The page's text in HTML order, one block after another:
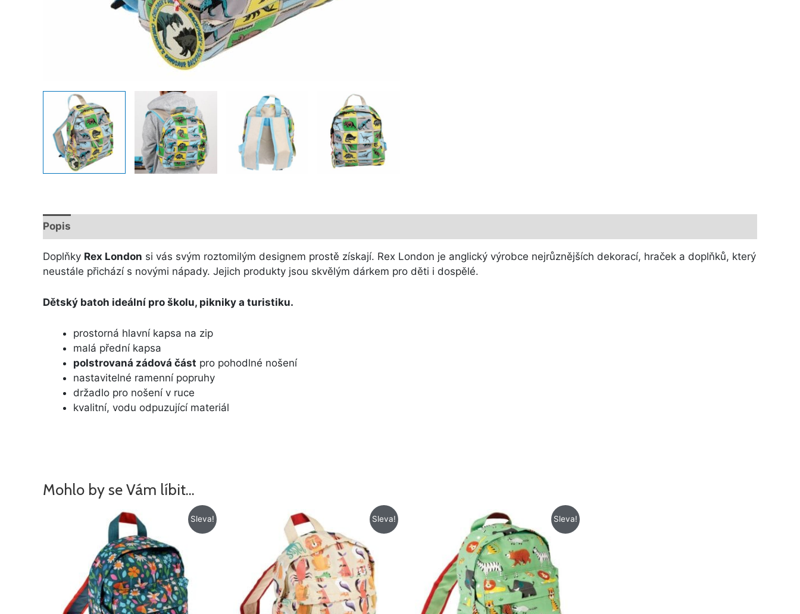
Popis
Doplňky Rex London si vás svým roztomilým designem prostě získají. Rex London je anglický výrobce nejrůznějších dekorací, hraček a doplňků, který
neustále přichází s novými nápady. Jejich produkty jsou skvělým dárkem pro děti i dospělé.
Dětský batoh ideální pro školu, pikniky a turistiku.
prostorná hlavní kapsa na zip
malá přední kapsa
polstrovaná zádová část pro pohodlné nošení
nastavitelné ramenní popruhy
držadlo pro nošení v ruce
kvalitní, vodu odpuzující materiál
Mohlo by se Vám líbit…
Sleva!
Původní
cena
425 Kč.
Aktuální
cena
je:
205 Kč.
Sleva!
Původní
cena
byla:
425 Kč.
Aktuální
cena
je:
205 Kč.
Sleva!
Původní
cena
byla:
425 Kč.
Aktuální
cena
je:
205 Kč.